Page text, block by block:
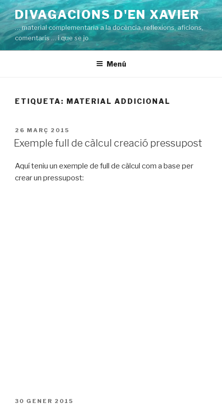
Vés
al
contingut
DIVAGACIONS D'EN XAVIER
… material complementaria a la docència, reflexions, aficions,
comentaris … i que se jo
Menú
ETIQUETA: MATERIAL ADDICIONAL
PUBLICAT
A
26 MARÇ 2015
Exemple full de càlcul creació pressupost
Aquí teniu un exemple de full de càlcul com a base per
crear un pressupost:
PUBLICAT
30 GENER 2015